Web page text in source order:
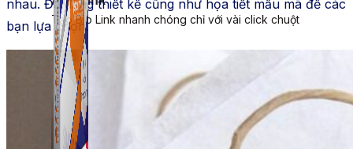
Tạo Bio Link nhanh chóng chỉ với vài click chuột
nhau. Đa dạng thiết kế cũng như họa tiết mẫu mã để các
bạn lựa chọn.